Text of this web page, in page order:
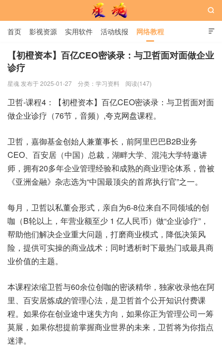
星魂网

首页 影视资源 实用软件 活动线报 网络教程
用户中心 书籍 娱乐

【初橙资本】百亿CEO密谈录：与卫哲面对面做企业
诊疗
星魂 发布于 2025-01-27 分类： 学习资料 阅读(147)
卫哲-课程4：【初橙资本】百亿CEO密谈录：与卫哲面对面
做企业诊疗（76节，音频）,夸克网盘课程。
卫哲，嘉御基金创始人兼董事长，前阿里巴巴B2B业务
CEO、百安居（中国）总裁，湖畔大学、混沌大学特邀讲
师，拥有20多年企业管理经验和成熟的商业理论体系，曾被
《亚洲金融》杂志选为“中国最顶尖的首席执行官”之一。
每月，卫哲以私董会形式，亲自为6-8位来自不同领域的创
咖（B轮以上，年营业额至少 1 亿人民币）做“企业诊疗”，
帮助他们解决企业重大问题，打磨商业模式，降低决策风
险，提供可实操的商业战术；同时透析时下最热门或最具商
业价值的主题。
本课程浓缩卫哲与60余位创咖的密谈精华，独家收录他在阿
里、百安居炼成的管理心法，是卫哲首个公开知识付费课
程。如果你在创业途中迷失方向，如果你正为管理公司一筹
莫展，如果你想提前掌握商业世界的未来，卫哲将为你指点
迷津。